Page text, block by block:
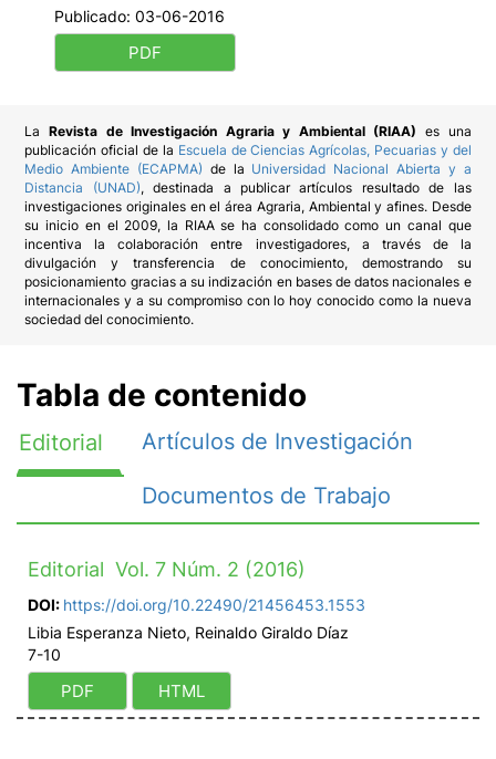
Publicado: 03-06-2016
PDF
La Revista de Investigación Agraria y Ambiental (RIAA)es una
publicación oficial de la Escuela de Ciencias Agrícolas, Pecuarias y del
Medio Ambiente (ECAPMA) de la Universidad Nacional Abierta y a
Distancia (UNAD), destinada a publicar artículos resultado de las
investigaciones originales en el área Agraria, Ambiental y afines. Desde
su inicio en el 2009, la RIAA se ha consolidado como un canal que
incentiva la colaboración entre investigadores, a través de la
divulgación y transferencia de conocimiento, demostrando su
posicionamiento gracias a su indización en bases de datos nacionales e
internacionales y a su compromiso con lo hoy conocido como la nueva
sociedad del conocimiento.
Tabla de contenido
Editorial Artículos de Investigación
Documentos de Trabajo
Editorial Vol. 7 Núm. 2 (2016)
DOI: https://doi.org/10.22490/21456453.1553
Libia Esperanza Nieto, Reinaldo Giraldo Díaz
7-10
PDF HTML